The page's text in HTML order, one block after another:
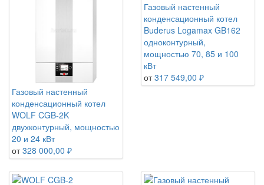
Газовый настенный
конденсационный котел
WOLF CGB-2K
двухконтурный, мощностью
20 и 24 кВт
от 328 000,00 ₽
Газовый настенный
конденсационный котел
Buderus Logamax GB162
одноконтурный,
мощностью 70, 85 и 100
кВт
от 317 549,00 ₽